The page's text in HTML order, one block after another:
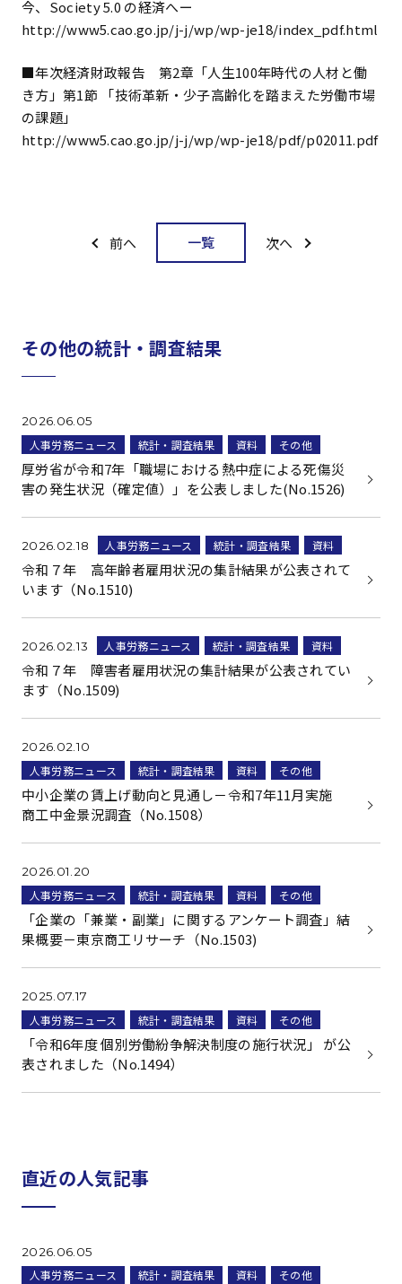
今、Society 5.0 の経済へー
http://www5.cao.go.jp/j-j/wp/wp-je18/index_pdf.html
■年次経済財政報告 第2章「人生100年時代の人材と働
き方」第1節 「技術革新・少子高齢化を踏まえた労働市場
の課題」
http://www5.cao.go.jp/j-j/wp/wp-je18/pdf/p02011.pdf
前へ 一覧 次へ
その他の統計・調査結果
2026.06.05
人事労務ニュース 統計・調査結果 資料 その他
厚労省が令和7年「職場における熱中症による死傷災
害の発生状況（確定値）」を公表しました(No.1526)
2026.02.18 人事労務ニュース 統計・調査結果 資料
令和７年 高年齢者雇用状況の集計結果が公表されて
います（No.1510)
2026.02.13 人事労務ニュース 統計・調査結果 資料
令和７年 障害者雇用状況の集計結果が公表されてい
ます（No.1509)
2026.02.10
人事労務ニュース 統計・調査結果 資料 その他
中小企業の賃上げ動向と見通し－令和7年11月実施
商工中金景況調査（No.1508）
2026.01.20
人事労務ニュース 統計・調査結果 資料 その他
「企業の「兼業・副業」に関するアンケート調査」結
果概要－東京商工リサーチ（No.1503)
2025.07.17
人事労務ニュース 統計・調査結果 資料 その他
「令和6年度 個別労働紛争解決制度の施行状況」 が公
表されました（No.1494）
直近の人気記事
2026.06.05
人事労務ニュース 統計・調査結果 資料 その他